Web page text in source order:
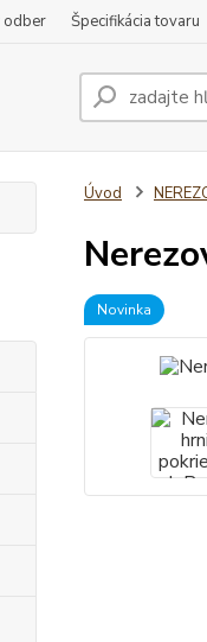
odber Špecifikácia tovaru
Úvod
Novinka